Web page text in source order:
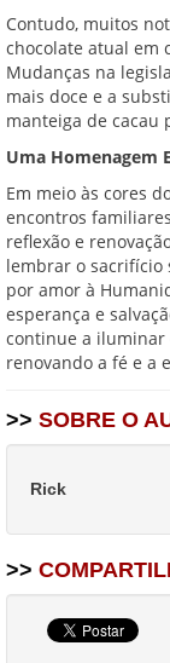
Contudo, muitos
chocolate atual em
Mudanças na
mais doce e a
manteiga de cacau
Uma Homenagem
Em meio às cores
encontros
reflexão e
lembrar o sacrifício
por amor à
esperança e
continue a iluminar
renovando a fé e a
>> SOBRE O
Rick
>>